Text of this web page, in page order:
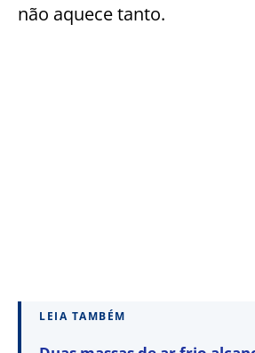
não aquece tanto.
LEIA TAMBÉM